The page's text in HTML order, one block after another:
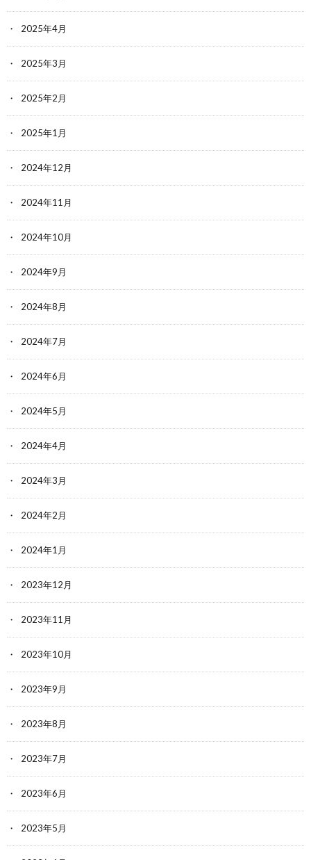
2025年4月
2025年3月
2025年2月
2025年1月
2024年12月
2024年11月
2024年10月
2024年9月
2024年8月
2024年7月
2024年6月
2024年5月
2024年4月
2024年3月
2024年2月
2024年1月
2023年12月
2023年11月
2023年10月
2023年9月
2023年8月
2023年7月
2023年6月
2023年5月